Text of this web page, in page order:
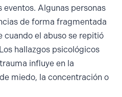
eventos. Algunas personas
de forma fragmentada
cuando el abuso se repitió
hallazgos psicológicos
influye en la
miedo, la concentración o